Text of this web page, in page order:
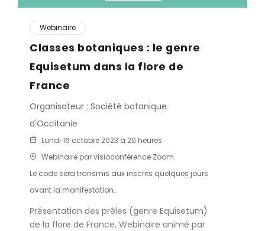
Webinaire
Classes botaniques : le genre
Equisetum dans la flore de
France
Organisateur : Société botanique
d'Occitanie
Lundi 16 octobre 2023 à 20 heures
Webinaire par visioconférence Zoom.
Le code sera transmis aux inscrits quelques jours
avant la manifestation.
Présentation des prêles (genre Equisetum)
de la flore de France. Webinaire animé par